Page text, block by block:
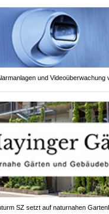
und Videoüberwachung
SZ setzt auf naturnahen